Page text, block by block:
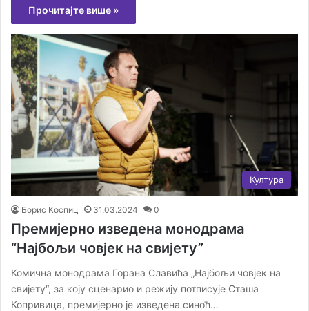
Прочитајте више »
Култура
Борис Коспиц 31.03.2024 0
Премијерно изведена монодрама
“Најбољи човјек на свијету”
Комична монодрама Горана Славића „Најбољи човјек на
свијету“, за коју сценарио и режију потписује Сташа
Копривица, премијерно је изведена синоћ…